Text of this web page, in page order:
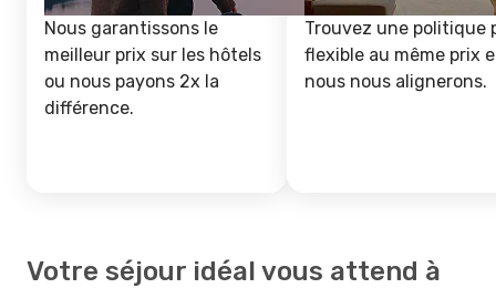
Nous garantissons le
meilleur prix sur les hôtels
ou nous payons 2x la
différence.
Trouvez une politique
flexible au même prix
nous nous alignerons.
Votre séjour idéal vous attend à